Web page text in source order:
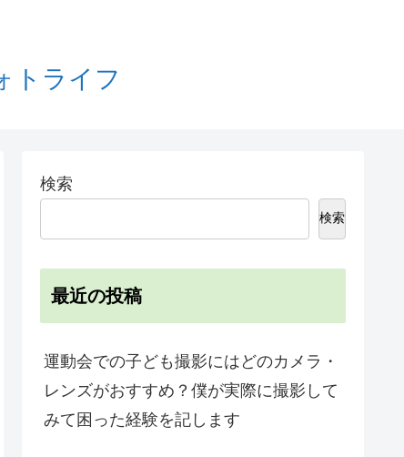
トライフ
検索
検索
最近の投稿
運動会での子ども撮影にはどのカメラ・
レンズがおすすめ？僕が実際に撮影して
みて困った経験を記します